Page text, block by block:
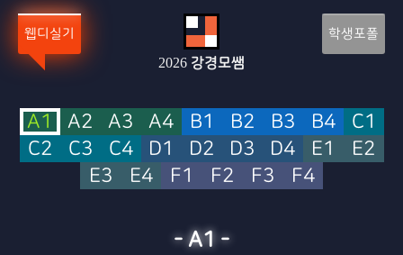
웹디실기 학생포폴
2026 강경모쌤
A1 A2 A3 A4 B1 B2 B3 B4
C1
C2
C3 C4 D1 D2 D3 D4 E1
E2
E3
E4 F1 F2 F3 F4
-A1 -